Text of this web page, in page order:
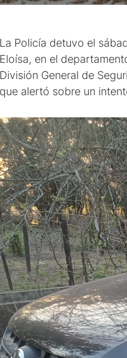
La Policía detuvo el
Eloísa, en el
División General de
que alertó sobre un